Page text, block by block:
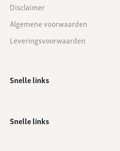
Disclaimer
Algemene voorwaarden
Leveringsvoorwaarden
Snelle links
Snelle links